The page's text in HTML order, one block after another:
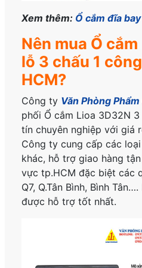
Xem thêm: Ổ cắm đĩa
Nên mua Ổ
lỗ 3 chấu 1
HCM?
Công ty Văn Phòng
phối Ổ cắm Lioa 3D32N
tín chuyên nghiệp với giá
Công ty cung cấp các
khác, hỗ trợ giao hàng
vực tp.HCM đặc biệt các
Q7, Q.Tân Bình, Bình
được hỗ trợ tốt nhất.